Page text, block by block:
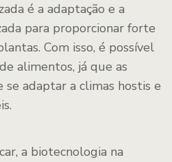
é a adaptação e a
para proporcionar forte
Com isso, é possível
alimentos, já que as
se adaptar a climas hostis e
a biotecnologia na